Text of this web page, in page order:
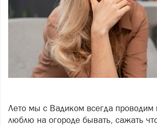
Лето мы с Вадиком всегда проводим
люблю на огороде бывать, сажать